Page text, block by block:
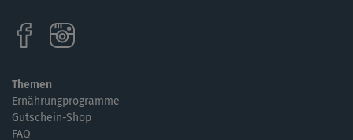
Themen
Ernährungprogramme
Gutschein-Shop
FAQ